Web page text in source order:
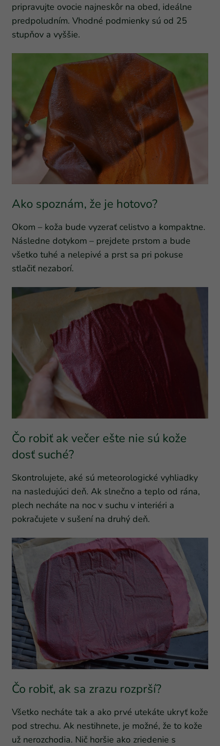
pripravujte ovocie najneskôr na obed, ideálne
predpoludním. Vhodné podmienky sú od 25
stupňov a vyššie.
Ako spoznám, že je hotovo?
Okom – koža bude vyzerať celistvo a kompaktne.
Následne dotykom – prejdete prstom a bude
všetko tuhé a nelepivé a prst sa pri pokuse
stlačiť nezaborí.
Čo robiť ak večer ešte nie sú kože
dosť suché?
Skontrolujete, aké sú meteorologické vyhliadky
na nasledujúci deň. Ak slnečno a teplo od rána,
plech necháte na noc v suchu v interiéri a
pokračujete v sušení na druhý deň.
Čo robiť, ak sa zrazu rozprší?
Všetko necháte tak a ako prvé utekáte ukryť kože
pod strechu. Ak nestihnete, je možné, že to kože
už nerozchodia. Nič horšie ako zriedenie s